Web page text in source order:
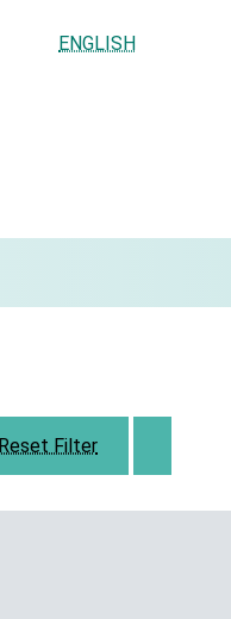
ENGLISH
Reset Filter